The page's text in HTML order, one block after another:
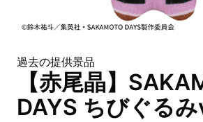
過去の提供景品
【赤尾晶】
DAYS ちびぐる